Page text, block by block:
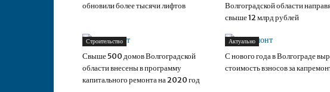
обновили более тысячи лифтов
Волгоградской области
свыше 12 млрд рублей
Строительство
Свыше 500 домов Волгоградской
области внесены в программу
капитального ремонта на 2020 год
Актуально
С нового года в Волгограде
стоимость взносов за